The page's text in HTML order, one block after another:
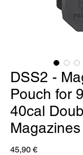
DSS2 -
Pouch for
40cal
Magazines
45,90 €Preis